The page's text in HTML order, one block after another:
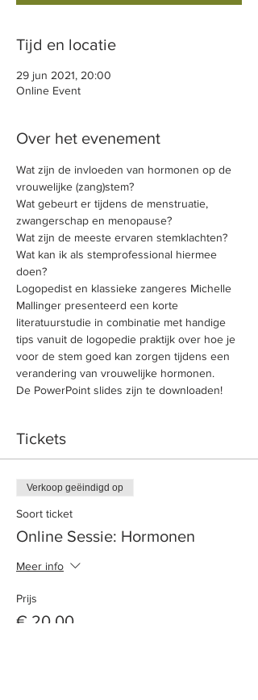
Tijd en locatie
29 jun 2021, 20:00
Online Event
Over het evenement
Wat zijn de invloeden van hormonen op de
vrouwelijke (zang)stem?
Wat gebeurt er tijdens de menstruatie,
zwangerschap en menopause?
Wat zijn de meeste ervaren stemklachten?
Wat kan ik als stemprofessional hiermee
doen?
Logopedist en klassieke zangeres Michelle
Mallinger presenteerd een korte
literatuurstudie in combinatie met handige
tips vanuit de logopedie praktijk over hoe je
voor de stem goed kan zorgen tijdens een
verandering van vrouwelijke hormonen.
De PowerPoint slides zijn te downloaden!
Tickets
Verkoop geëindigd op
Soort ticket
Online Sessie: Hormonen
Meer info
Prijs
€ 20,00